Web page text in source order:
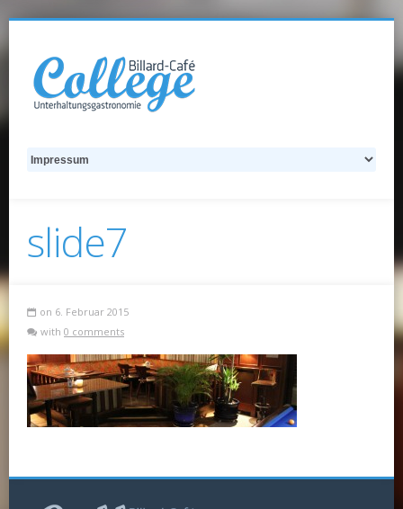
slide7
on 6. Februar 2015
with 0 comments